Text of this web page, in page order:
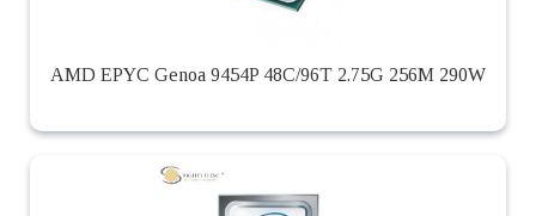
AMD EPYC Genoa 9454P 48C/96T 2.75G 256M 290W